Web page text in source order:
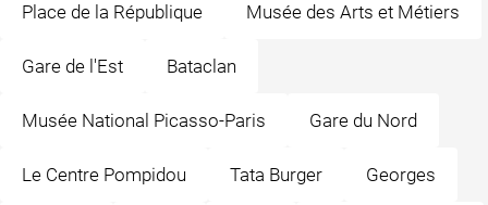
Place de la République Musée des Arts et Métiers
Gare de l'Est Bataclan
Musée National Picasso-Paris Gare du Nord
Le Centre Pompidou Tata Burger Georges